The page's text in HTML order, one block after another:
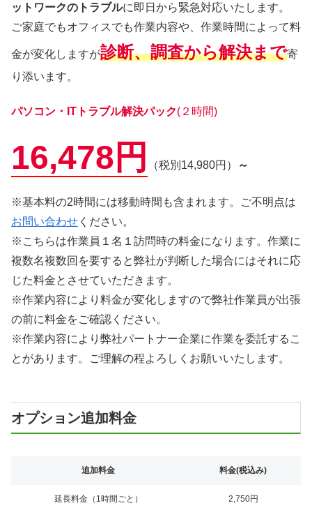
ットワークのトラブルに即日から緊急対応いたします。
ご家庭でもオフィスでも作業内容や、作業時間によって料
金が変化しますが診断、調査から解決まで寄
り添います。
パソコン・ITトラブル解決パック(２時間)
16,478円 （税別14,980円） ～
※基本料の2時間には移動時間も含まれます。ご不明点は
お問い合わせ ください。
※こちらは作業員１名１訪問時の料金になります。作業に
複数名複数回を要すると弊社が判断した場合にはそれに応
じた料金とさせていただきます。
※作業内容により料金が変化しますので弊社作業員が出張
の前に料金をご確認ください。
※作業内容により弊社パートナー企業に作業を委託するこ
とがあります。ご理解の程よろしくお願いいたします。
オプション追加料金
追加料金 料金(税込み)
延長料金（1時間ごと） 2,750円